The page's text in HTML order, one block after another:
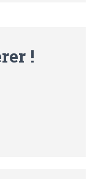
!